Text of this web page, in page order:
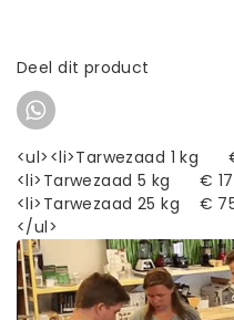
Deel dit product
<ul><li>Tarwezaad 1 kg
<li>Tarwezaad 5 kg €
<li>Tarwezaad 25 kg €
</ul>